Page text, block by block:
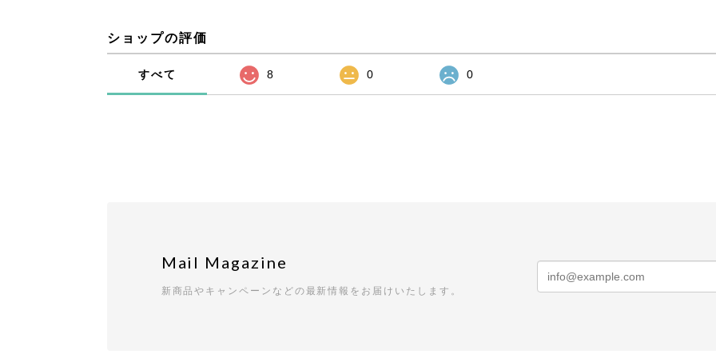
ショップの評価
すべて 8 0 0
Mail Magazine
新商品やキャンペーンなどの最新情報をお届けいたします。